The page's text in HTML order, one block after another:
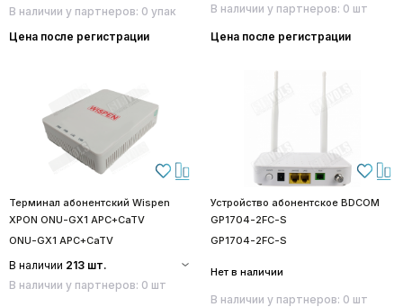
В наличии у партнеров: 0 упак
Цена после регистрации
В наличии у партнеров: 0 шт
Цена после регистрации
Терминал абонентский Wispen
XPON ONU-GX1 APC+CaTV
ONU-GX1 APC+CaTV
В наличии 213 шт.
В наличии у партнеров: 0 шт
Устройство абонентское BDCOM
GP1704-2FC-S
GP1704-2FC-S
Нет в наличии
В наличии у партнеров: 0 шт